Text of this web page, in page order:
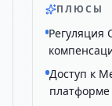
ПЛЮСЫ
Регуляция
Доступ к
платформе